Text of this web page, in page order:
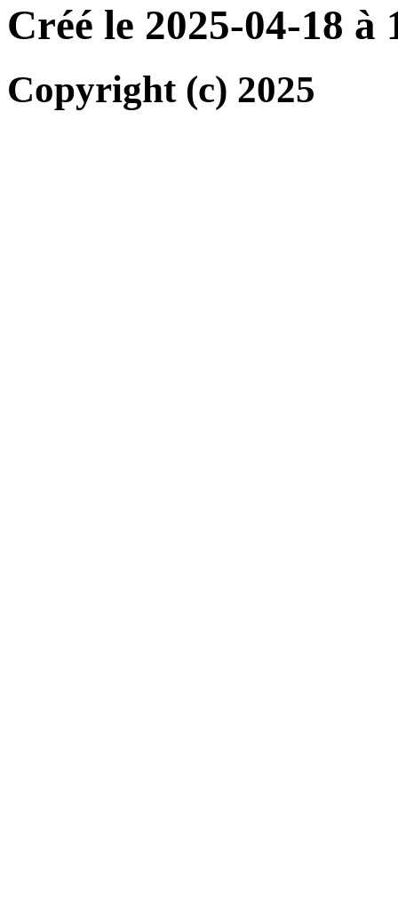
Créé le 2025-04-18
Copyright (c) 2025